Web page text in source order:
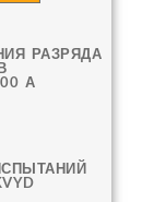
РАЗРЯДА
А